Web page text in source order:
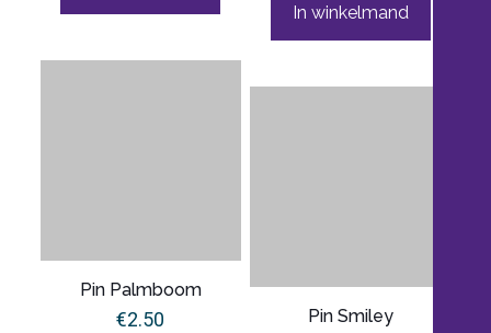
In winkelmand
Pin Palmboom
€2.50 Pin Smiley